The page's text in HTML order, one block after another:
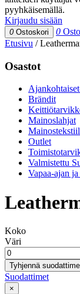
pyyhkäisemällä.
Kirjaudu sisään
0 Ostoskori 0
Etusivu /
Osastot
Brändit
Mainoslahjat
Outlet
Valmistettu
Vapaa-ajan
Koko
Väri
Tyhjennä
Suodattimet
×